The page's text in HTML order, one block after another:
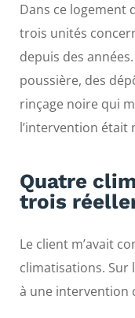
Dans ce logement
trois unités
depuis des
poussière, des
rinçage noire qui
l’intervention était
Quatre
trois
Le client m’avait
climatisations. Sur
à une intervention